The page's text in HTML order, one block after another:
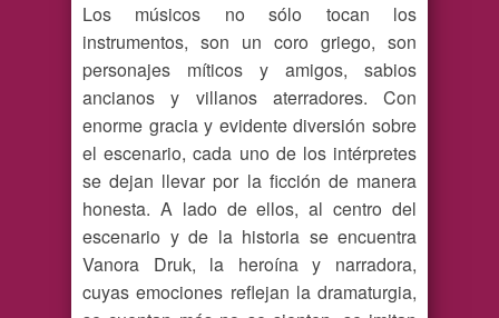
Los músicos no sólo tocan los
instrumentos, son un coro griego, son
personajes míticos y amigos, sabios
ancianos y villanos aterradores. Con
enorme gracia y evidente diversión sobre
el escenario, cada uno de los intérpretes
se dejan llevar por la ficción de manera
honesta. A lado de ellos, al centro del
escenario y de la historia se encuentra
Vanora Druk, la heroína y narradora,
cuyas emociones reflejan la dramaturgia,